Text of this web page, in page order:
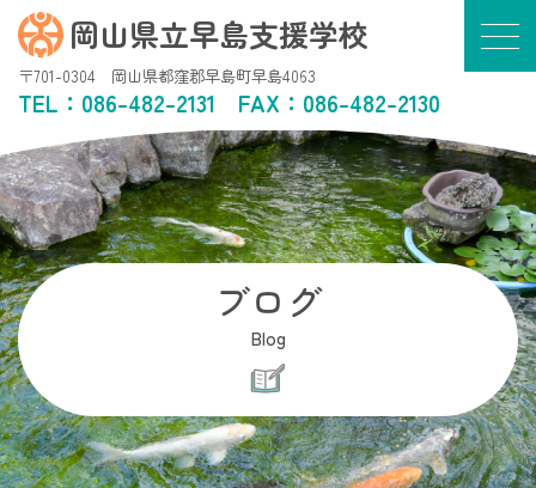
岡山県立早島支援学校
〒701-0304 岡山県都窪郡早島町早島4063
TEL： 086-482-2131 FAX：086-482-2130
ブログ
Blog